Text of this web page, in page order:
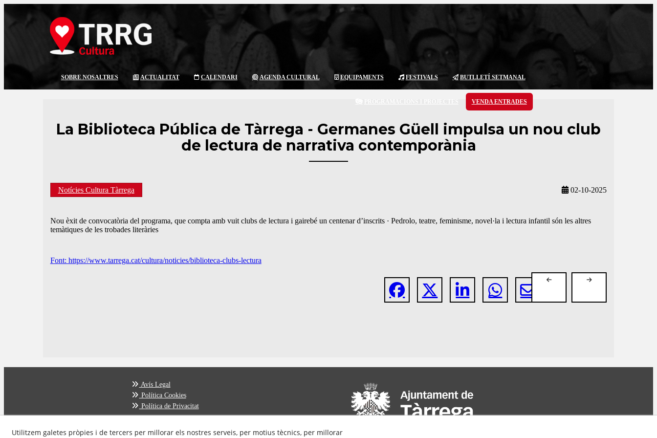
SOBRE NOSALTRES ACTUALITAT CALENDARI AGENDA CULTURAL EQUIPAMENTS FESTIVALS BUTLLETÍ SETMANAL
VENDA ENTRADES
La Biblioteca Pública de Tàrrega - Germanes Güell impulsa un nou club
de lectura de narrativa contemporània
Notícies Cultura Tàrrega 02-10-2025
Nou èxit de convocatòria del programa, que compta amb vuit clubs de lectura i gairebé un centenar d’inscrits · Pedrolo, teatre, feminisme, novel·la i lectura infantil són les altres
temàtiques de les trobades literàries
Font: https://www.tarrega.cat/cultura/noticies/biblioteca-clubs-lectura
Avís Legal
Política Cookies
Política de Privacitat
Utilitzem galetes pròpies i de tercers per millorar els nostres serveis, per motius tècnics, per millorar